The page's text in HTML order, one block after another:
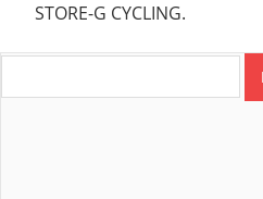
STORE-G CYCLING.